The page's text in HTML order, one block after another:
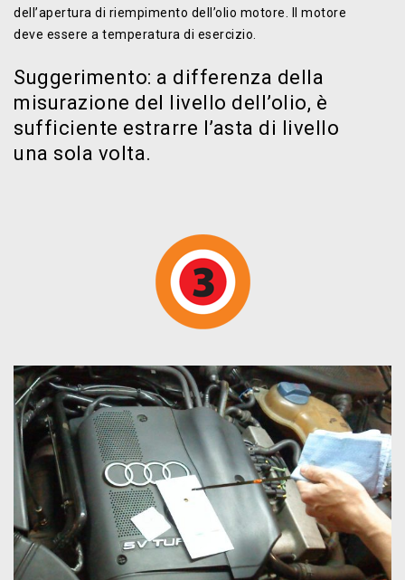
dell’apertura di riempimento dell’olio motore. Il motore
deve essere a temperatura di esercizio.
Suggerimento: a differenza della
misurazione del livello dell’olio, è
sufficiente estrarre l’asta di livello
una sola volta.